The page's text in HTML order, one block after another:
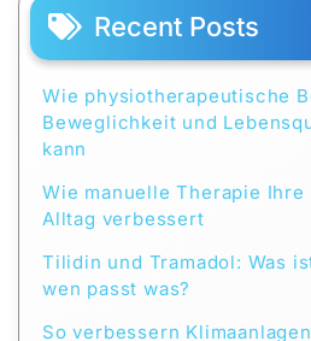
Recent Posts
Wie physiotherapeutische
Beweglichkeit und
kann
Wie manuelle Therapie
Alltag verbessert
Tilidin und Tramadol: Was
wen passt was?
So verbessern